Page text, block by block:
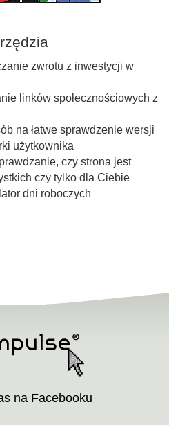
zwrotu z inwestycji w
linków społecznościowych z
na łatwe sprawdzenie wersji
użytkownika
czy strona jest
czy tylko dla Ciebie
dni roboczych
na Facebooku